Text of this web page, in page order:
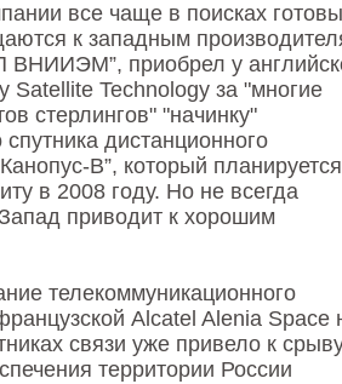
все чаще в поисках
к западным
приобрел у
Satellite Technology за "многие
стерлингов" "начинку"
спутника дистанционного
В”, который планируется
в 2008 году. Но не всегда
приводит к хорошим
телекоммуникационного
Alcatel Alenia Space
связи уже привело к
территории России